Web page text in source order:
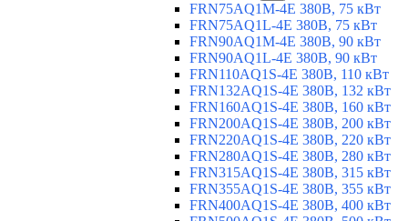
FRN75AQ1M-4E 380В, 75 кВт
FRN75AQ1L-4E 380В, 75 кВт
FRN90AQ1M-4E 380В, 90 кВт
FRN90AQ1L-4E 380В, 90 кВт
FRN110AQ1S-4E 380В, 110 кВт
FRN132AQ1S-4E 380В, 132 кВт
FRN160AQ1S-4E 380В, 160 кВт
FRN200AQ1S-4E 380В, 200 кВт
FRN220AQ1S-4E 380В, 220 кВт
FRN280AQ1S-4E 380В, 280 кВт
FRN315AQ1S-4E 380В, 315 кВт
FRN355AQ1S-4E 380В, 355 кВт
FRN400AQ1S-4E 380В, 400 кВт